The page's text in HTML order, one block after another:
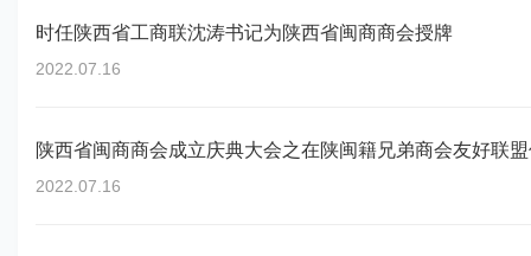
时任陕西省工商联沈涛书记为陕西省闽商商会授牌
2022.07.16
陕西省闽商商会成立庆典大会之在陕闽籍兄弟商会友好联
2022.07.16